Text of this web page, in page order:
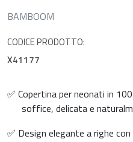
BAMBOOM
CODICE PRODOTTO:
X41177
✅ Copertina per neonati in
soffice, delicata e
✅ Design elegante a righe